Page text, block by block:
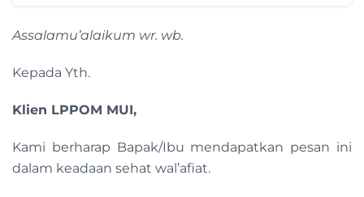
Assalamu’alaikum wr. wb.
Kepada Yth.
Klien LPPOM MUI,
Kami berharap Bapak/Ibu mendapatkan pesan ini
dalam keadaan sehat wal’afiat.